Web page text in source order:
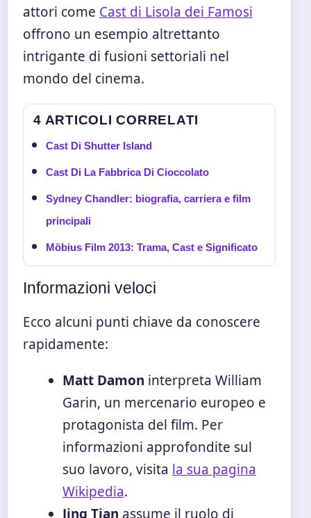
attori come Cast di Lisola dei Famosi
offrono un esempio altrettanto
intrigante di fusioni settoriali nel
mondo del cinema.
4 ARTICOLI CORRELATI
Cast Di Shutter Island
Cast Di La Fabbrica Di Cioccolato
Sydney Chandler: biografia, carriera e film
principali
Möbius Film 2013: Trama, Cast e Significato
Informazioni veloci
Ecco alcuni punti chiave da conoscere
rapidamente:
Matt Damon interpreta William
Garin, un mercenario europeo e
protagonista del film. Per
informazioni approfondite sul
suo lavoro, visita la sua pagina
Wikipedia.
Jing Tian assume il ruolo di